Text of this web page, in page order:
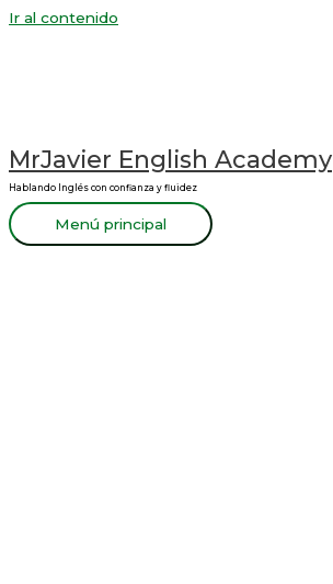
Ir al contenido
MrJavier English Academy
Hablando Inglés con confianza y fluidez
Menú principal